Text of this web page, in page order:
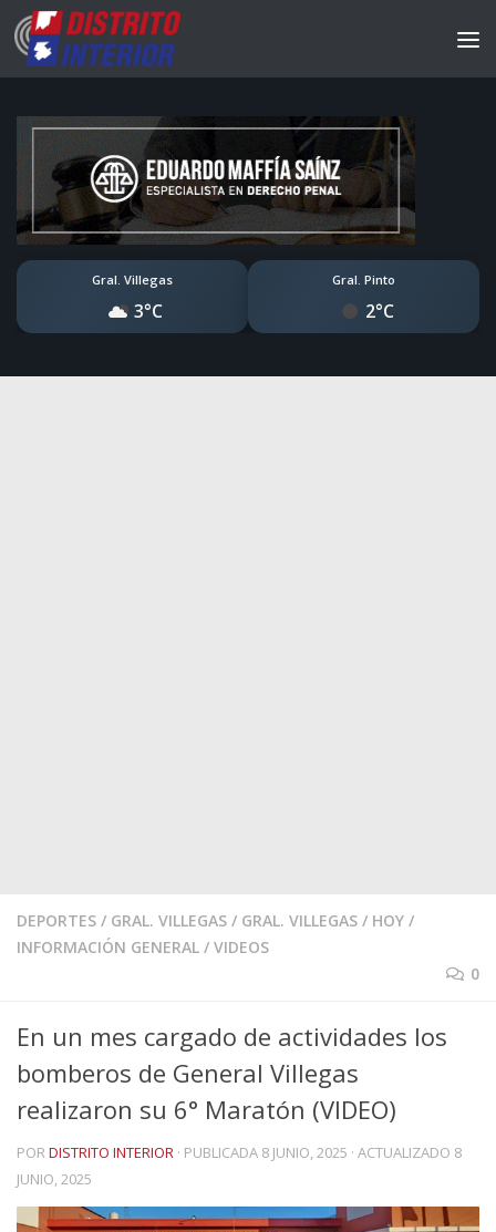
Gral. Villegas
3°C
Gral. Pinto
2°C
DEPORTES / GRAL. VILLEGAS / GRAL. VILLEGAS / HOY /
INFORMACIÓN GENERAL / VIDEOS
0
En un mes cargado de actividades los
bomberos de General Villegas
realizaron su 6° Maratón (VIDEO)
PORDISTRITO INTERIOR · PUBLICADA 8 JUNIO, 2025 · ACTUALIZADO 8
JUNIO, 2025